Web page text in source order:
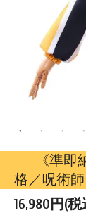
《準
格／呪術師
16,980円(税